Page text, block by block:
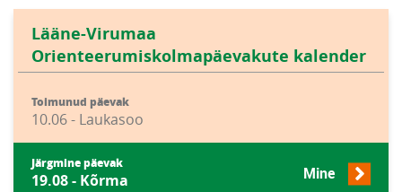
Lääne-Virumaa
Orienteerumiskolmapäevakute kalender
Toimunud päevak
10.06 - Laukasoo
Järgmine päevak
19.08 - Kõrma Mine